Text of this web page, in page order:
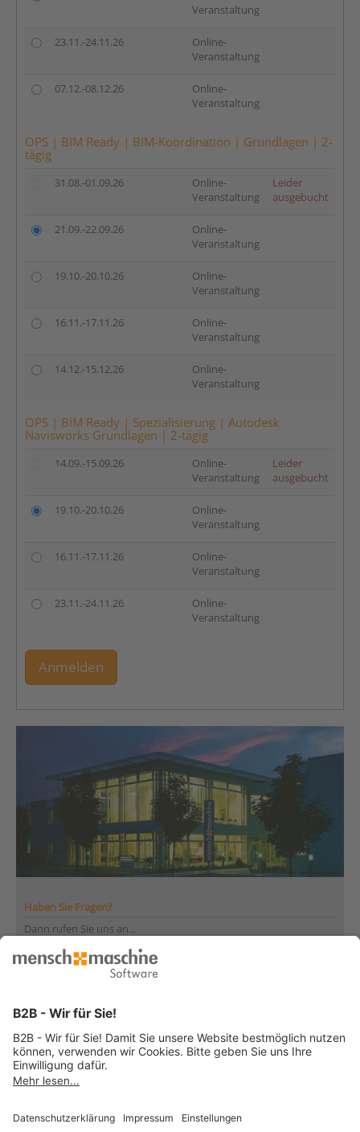
Veranstaltung
23.11.-24.11.26
Online-
Veranstaltung
07.12.-08.12.26
Online-
Veranstaltung
OPS | BIM Ready | BIM-Koordination | Grundlagen | 2-
tägig
31.08.-01.09.26
Online-
Veranstaltung
Leider
ausgebucht
21.09.-22.09.26
Online-
Veranstaltung
19.10.-20.10.26
Online-
Veranstaltung
16.11.-17.11.26
Online-
Veranstaltung
14.12.-15.12.26
Online-
Veranstaltung
OPS | BIM Ready | Spezialisierung | Autodesk
Navisworks Grundlagen | 2-tägig
14.09.-15.09.26
Online-
Veranstaltung
Leider
ausgebucht
19.10.-20.10.26
Online-
Veranstaltung
16.11.-17.11.26
Online-
Veranstaltung
23.11.-24.11.26
Online-
Veranstaltung
Anmelden
Haben Sie Fragen?
Dann rufen Sie uns an...
Infoline +41 44 864 19 00
und 13:30 bis 17:00 Uhr
... oder senden Sie uns Ihre Nachricht»
© 2026 Mensch und Maschine -Impressum-Datenschutz